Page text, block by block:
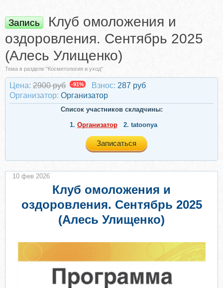
Запись
Клуб омоложения и
оздоровления. Сентябрь 2025
(Алесь Улищенко)
Тема в разделе "Косметология и уход"
Цена: 2900 руб -91% Взнос: 287 руб
Организатор: Организатор
Список участников складчины:
1. Организатор 2. tatoonya
Записаться
Клуб омоложения и
оздоровления. Сентябрь 2025
(Алесь Улищенко)
10 фев 2026